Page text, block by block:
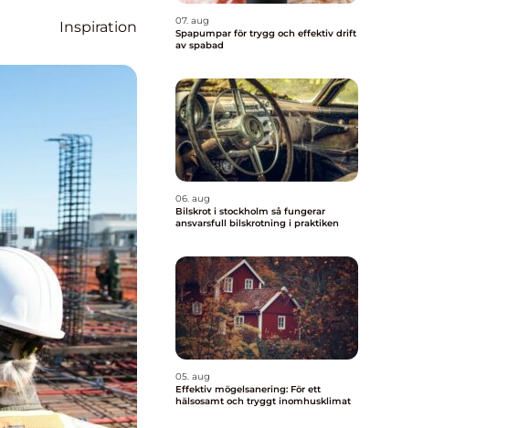
Inspiration
07. aug
Spapumpar för trygg och effektiv drift
av spabad
06. aug
Bilskrot i stockholm så fungerar
ansvarsfull bilskrotning i praktiken
05. aug
Effektiv mögelsanering: För ett
hälsosamt och tryggt inomhusklimat